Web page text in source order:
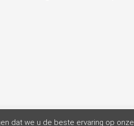
dat we u de beste ervaring op